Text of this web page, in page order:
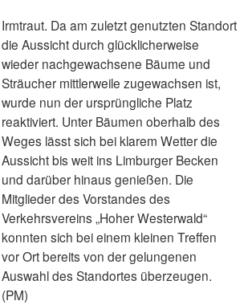
Irmtraut. Da am zuletzt genutzten Standort
die Aussicht durch glücklicherweise
wieder nachgewachsene Bäume und
Sträucher mittlerweile zugewachsen ist,
wurde nun der ursprüngliche Platz
reaktiviert. Unter Bäumen oberhalb des
Weges lässt sich bei klarem Wetter die
Aussicht bis weit ins Limburger Becken
und darüber hinaus genießen. Die
Mitglieder des Vorstandes des
Verkehrsvereins „Hoher Westerwald“
konnten sich bei einem kleinen Treffen
vor Ort bereits von der gelungenen
Auswahl des Standortes überzeugen.
(PM)